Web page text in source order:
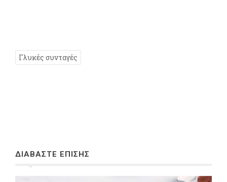
Γλυκές συνταγές
ΔΙΑΒΑΣΤΕ ΕΠΙΣΗΣ